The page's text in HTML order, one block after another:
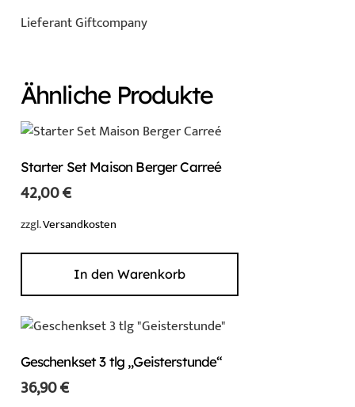
Lieferant Giftcompany
Ähnliche Produkte
Starter Set Maison Berger Carreé
42,00€
zzgl.Versandkosten
In den Warenkorb
Geschenkset 3 tlg „Geisterstunde“
36,90€